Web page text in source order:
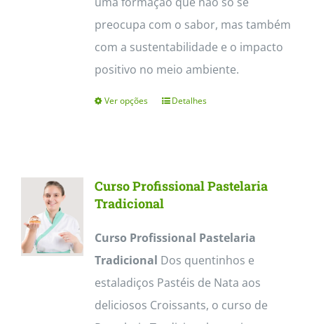
preocupa com o sabor, mas também
com a sustentabilidade e o impacto
positivo no meio ambiente.
Ver opções
This
variants.
options
may
be
chosen
Detalhes
Curso Profissional Pastelaria
Tradicional
Curso Profissional Pastelaria
Tradicional Dos quentinhos e
estaladiços Pastéis de Nata aos
deliciosos Croissants, o curso de